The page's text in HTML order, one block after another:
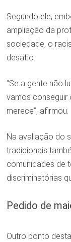
Segundo ele,
ampliação da
sociedade, o
desafio.
“Se a gente não
vamos conseguir
merece”, afirmou.
Na avaliação do
tradicionais
comunidades de
discriminatórias
Pedido de
Outro ponto